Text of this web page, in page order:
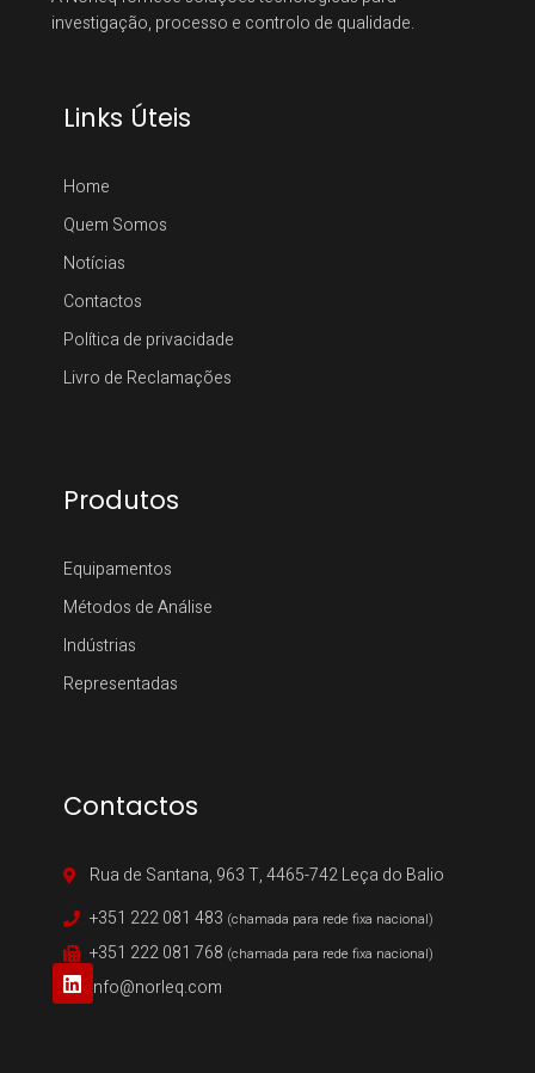
investigação, processo e controlo de qualidade.
Links Úteis
Home
Quem Somos
Notícias
Contactos
Política de privacidade
Livro de Reclamações
Produtos
Equipamentos
Métodos de Análise
Indústrias
Representadas
Contactos
Rua de Santana, 963 T, 4465-742 Leça do Balio
+351 222 081 483 (chamada para rede fixa nacional)
+351 222 081 768 (chamada para rede fixa nacional)
info@norleq.com